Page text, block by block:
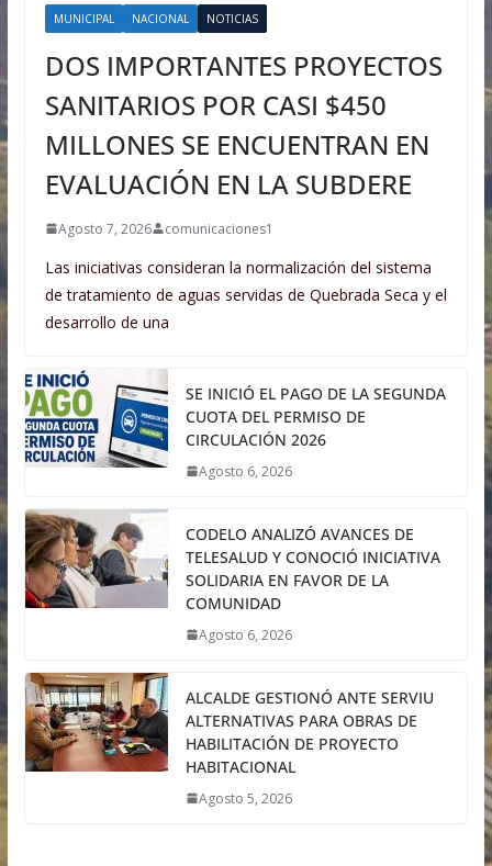
MUNICIPAL NACIONAL NOTICIAS
DOS IMPORTANTES PROYECTOS
SANITARIOS POR CASI $450
MILLONES SE ENCUENTRAN EN
EVALUACIÓN EN LA SUBDERE
Agosto 7, 2026 comunicaciones1
Las iniciativas consideran la normalización del sistema
de tratamiento de aguas servidas de Quebrada Seca y el
desarrollo de una
SE INICIÓ EL PAGO DE LA SEGUNDA
CUOTA DEL PERMISO DE
CIRCULACIÓN 2026
Agosto 6, 2026
CODELO ANALIZÓ AVANCES DE
TELESALUD Y CONOCIÓ INICIATIVA
SOLIDARIA EN FAVOR DE LA
COMUNIDAD
Agosto 6, 2026
ALCALDE GESTIONÓ ANTE SERVIU
ALTERNATIVAS PARA OBRAS DE
HABILITACIÓN DE PROYECTO
HABITACIONAL
Agosto 5, 2026